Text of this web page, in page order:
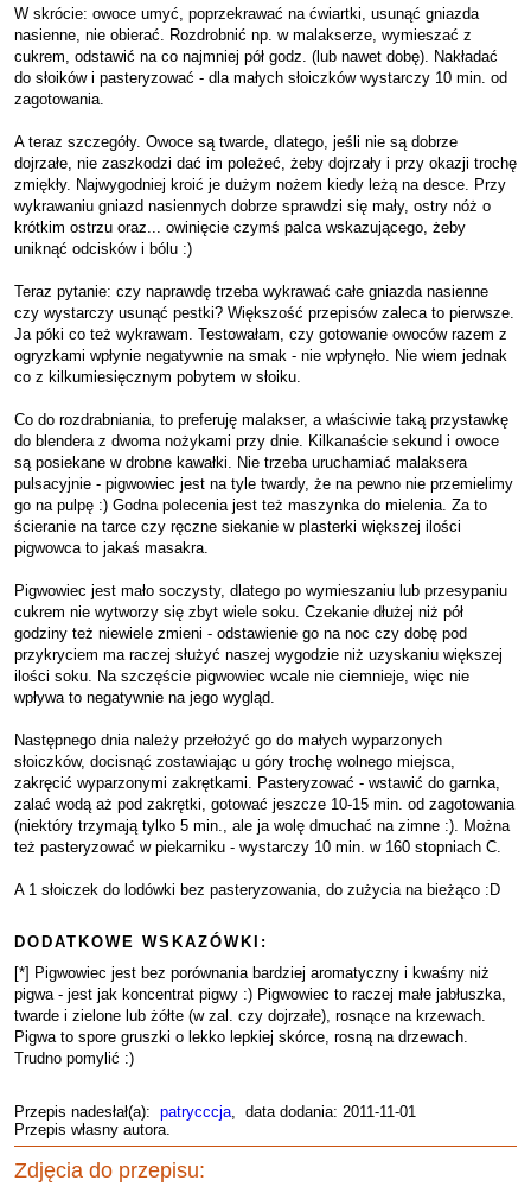
W skrócie: owoce umyć, poprzekrawać na ćwiartki, usunąć gniazda
nasienne, nie obierać. Rozdrobnić np. w malakserze, wymieszać z
cukrem, odstawić na co najmniej pół godz. (lub nawet dobę). Nakładać
do słoików i pasteryzować - dla małych słoiczków wystarczy 10 min. od
zagotowania.
A teraz szczegóły. Owoce są twarde, dlatego, jeśli nie są dobrze
dojrzałe, nie zaszkodzi dać im poleżeć, żeby dojrzały i przy okazji trochę
zmiękły. Najwygodniej kroić je dużym nożem kiedy leżą na desce. Przy
wykrawaniu gniazd nasiennych dobrze sprawdzi się mały, ostry nóż o
krótkim ostrzu oraz... owinięcie czymś palca wskazującego, żeby
uniknąć odcisków i bólu :)
Teraz pytanie: czy naprawdę trzeba wykrawać całe gniazda nasienne
czy wystarczy usunąć pestki? Większość przepisów zaleca to pierwsze.
Ja póki co też wykrawam. Testowałam, czy gotowanie owoców razem z
ogryzkami wpłynie negatywnie na smak - nie wpłynęło. Nie wiem jednak
co z kilkumiesięcznym pobytem w słoiku.
Co do rozdrabniania, to preferuję malakser, a właściwie taką przystawkę
do blendera z dwoma nożykami przy dnie. Kilkanaście sekund i owoce
są posiekane w drobne kawałki. Nie trzeba uruchamiać malaksera
pulsacyjnie - pigwowiec jest na tyle twardy, że na pewno nie przemielimy
go na pulpę :) Godna polecenia jest też maszynka do mielenia. Za to
ścieranie na tarce czy ręczne siekanie w plasterki większej ilości
pigwowca to jakaś masakra.
Pigwowiec jest mało soczysty, dlatego po wymieszaniu lub przesypaniu
cukrem nie wytworzy się zbyt wiele soku. Czekanie dłużej niż pół
godziny też niewiele zmieni - odstawienie go na noc czy dobę pod
przykryciem ma raczej służyć naszej wygodzie niż uzyskaniu większej
ilości soku. Na szczęście pigwowiec wcale nie ciemnieje, więc nie
wpływa to negatywnie na jego wygląd.
Następnego dnia należy przełożyć go do małych wyparzonych
słoiczków, docisnąć zostawiając u góry trochę wolnego miejsca,
zakręcić wyparzonymi zakrętkami. Pasteryzować - wstawić do garnka,
zalać wodą aż pod zakrętki, gotować jeszcze 10-15 min. od zagotowania
(niektóry trzymają tylko 5 min., ale ja wolę dmuchać na zimne :). Można
też pasteryzować w piekarniku - wystarczy 10 min. w 160 stopniach C.
A 1 słoiczek do lodówki bez pasteryzowania, do zużycia na bieżąco :D
DODATKOWE WSKAZÓWKI:
[*] Pigwowiec jest bez porównania bardziej aromatyczny i kwaśny niż
pigwa - jest jak koncentrat pigwy :) Pigwowiec to raczej małe jabłuszka,
twarde i zielone lub żółte (w zal. czy dojrzałe), rosnące na krzewach.
Pigwa to spore gruszki o lekko lepkiej skórce, rosną na drzewach.
Trudno pomylić :)
Przepis nadesłał(a): patrycccja, data dodania: 2011-11-01
Przepis własny autora.
Zdjęcia do przepisu: